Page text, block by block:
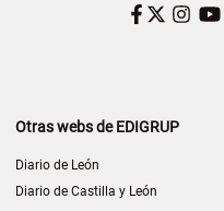
Facebook
Otras webs de EDIGRUP
Diario de León
Diario de Castilla y León